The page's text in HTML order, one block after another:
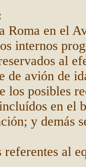
Roma en el
internos
al
de avión de
los posibles
en el
y demás
al